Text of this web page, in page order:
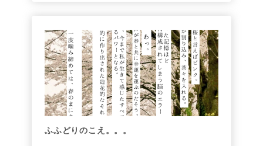
ふふどりのこえ。。。